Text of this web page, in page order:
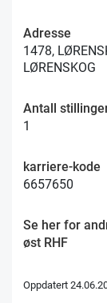
Adresse
1478,
LØRENSKOG
Antall
1
karriere-kode
6657650
Se her for
øst RHF
Oppdatert